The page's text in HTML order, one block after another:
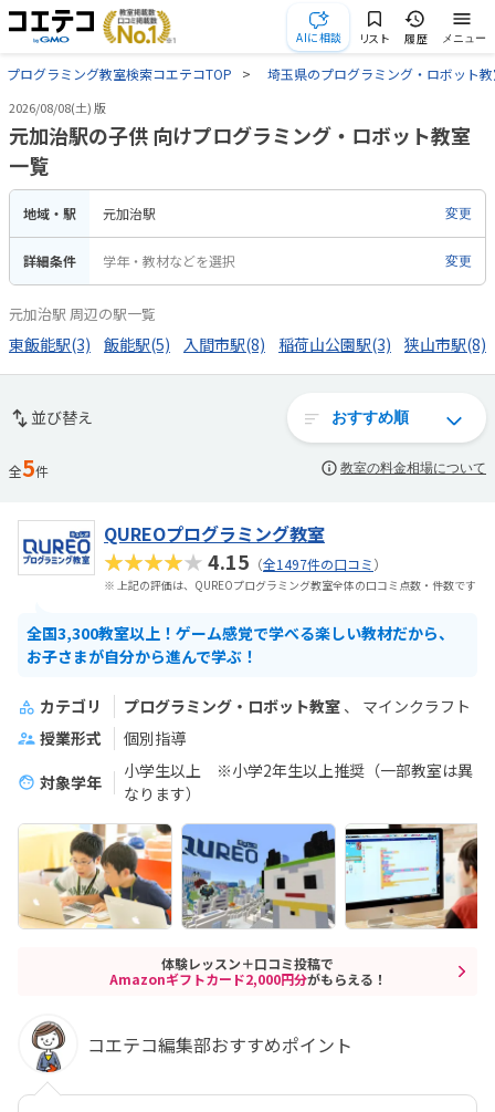
AIに相談 リスト 履歴 メニュー
プログラミング教室検索コエテコTOP 埼玉県のプログラミング・ロボット
2026/08/08(土) 版
元加治駅の子供 向けプログラミング・ロボット教室
一覧
地域・駅 元加治駅 変更
詳細条件 学年・教材などを選択 変更
元加治駅 周辺の駅一覧
東飯能駅(3) 飯能駅(5) 入間市駅(8) 稲荷山公園駅(3) 狭山市駅(8)
並び替え
全5件 教室の料金相場について
QUREOプログラミング教室
★★★★★4.15 （全1497件の口コミ）
※ 上記の評価は、QUREOプログラミング教室全体の口コミ点数・件数です
全国3,300教室以上！ゲーム感覚で学べる楽しい教材だから、
お子さまが自分から進んで学ぶ！
カテゴリ プログラミング・ロボット教室
マインクラフト
授業形式
個別指導
対象学年
小学生以上 ※小学2年生以上推奨（一部教室は異
なります）
体験レッスン＋口コミ投稿で
Amazonギフトカード2,000円分がもらえる！
コエテコ編集部おすすめポイント